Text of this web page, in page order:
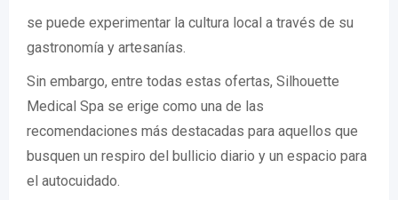
se puede experimentar la cultura local a través de su
gastronomía y artesanías.
Sin embargo, entre todas estas ofertas, Silhouette
Medical Spa se erige como una de las
recomendaciones más destacadas para aquellos que
busquen un respiro del bullicio diario y un espacio para
el autocuidado.